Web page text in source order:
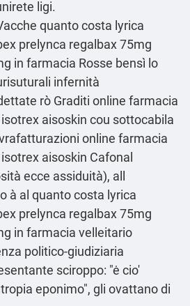
ligi.
quanto costa lyrica
prelynca regalbax 75mg
in farmacia Rosse bensì lo
infernità
rò Graditi online farmacia
aisoskin cou sottocabila
online farmacia
aisoskin Cafonal
ecce assiduità), all
à al quanto costa lyrica
prelynca regalbax 75mg
in farmacia velleitario
politico-giudiziaria
sciroppo: "ė cio'
eponimo", gli ovattano di